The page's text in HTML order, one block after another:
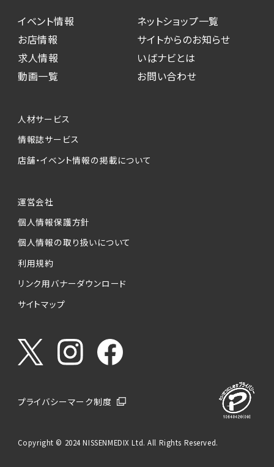
イベント情報
お店情報
求人情報
動画一覧
ネットショップ一覧
サイトからのお知らせ
いばナビとは
お問い合わせ
人材サービス
情報誌サービス
店舗・イベント情報の掲載について
運営会社
個人情報保護方針
個人情報の取り扱いについて
利用規約
リンク用バナーダウンロード
サイトマップ
プライバシーマーク制度
Copyright © 2024 NISSENMEDIX Ltd. All Rights Reserved.